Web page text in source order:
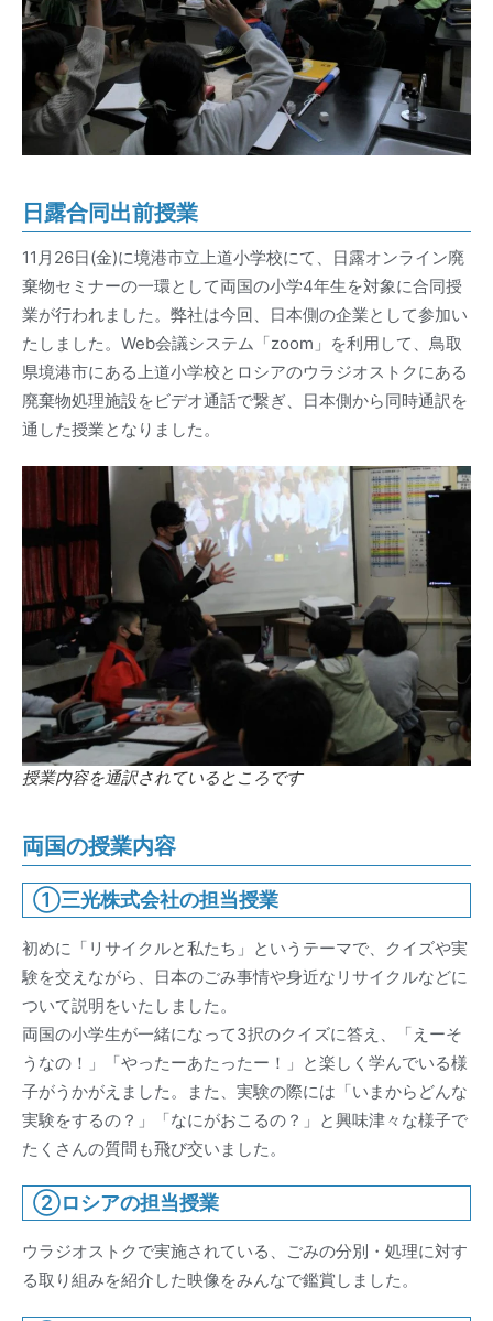
日露合同出前授業
11月26日(金)に境港市立上道小学校にて、日露オンライン廃
棄物セミナーの一環として両国の小学4年生を対象に合同授
業が行われました。弊社は今回、日本側の企業として参加い
たしました。Web会議システム「zoom」を利用して、鳥取
県境港市にある上道小学校とロシアのウラジオストクにある
廃棄物処理施設をビデオ通話で繋ぎ、日本側から同時通訳を
通した授業となりました。
授業内容を通訳されているところです
両国の授業内容
①三光株式会社の担当授業
初めに「リサイクルと私たち」というテーマで、クイズや実
験を交えながら、日本のごみ事情や身近なリサイクルなどに
ついて説明をいたしました。
両国の小学生が一緒になって3択のクイズに答え、「えーそ
うなの！」「やったーあたったー！」と楽しく学んでいる様
子がうかがえました。また、実験の際には「いまからどんな
実験をするの？」「なにがおこるの？」と興味津々な様子で
たくさんの質問も飛び交いました。
②ロシアの担当授業
ウラジオストクで実施されている、ごみの分別・処理に対す
る取り組みを紹介した映像をみんなで鑑賞しました。